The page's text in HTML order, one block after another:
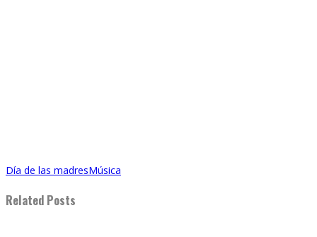
Día de las madresMúsica
Related Posts